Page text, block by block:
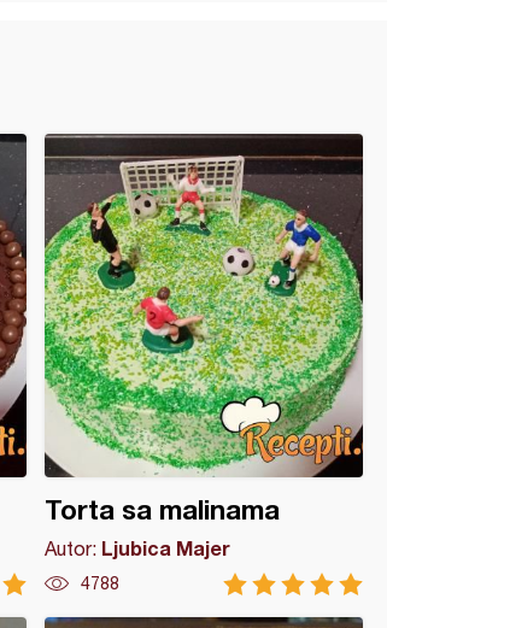
Torta sa malinama
Autor: Ljubica Majer
4788